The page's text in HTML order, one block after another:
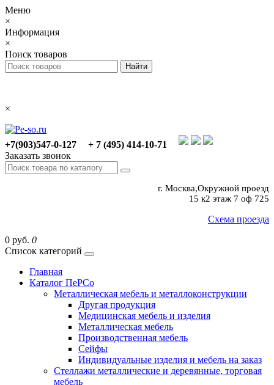
Меню
×
Информация
×
Поиск товаров
×
+7(903)547-0-127
+ 7 (495) 414-10-71
Заказать звонок
г. Москва,Окружной проезд
15 к2 этаж 7 оф 725
Схема проезда
0 руб. 0
Список категорий
Главная
Каталог ПеРСо
Металлическая мебель и металлоконструкции
Другая продукция
Медицинская мебель и изделия
Металлическая мебель
Производственная мебель
Сейфы
Индивидуальные изделия и мебель на заказ
Стеллажи металлические и деревянные, торговая
мебель